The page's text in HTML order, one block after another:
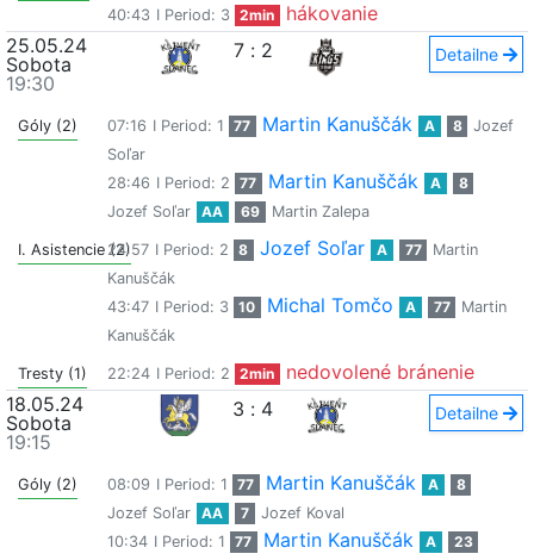
40:43 I Period: 3 2min
hákovanie
25.05.24
Sobota
19:30
7 : 2 Detailne
Góly (2) 07:16 I Period: 1 77 Martin Kanuščák A 8
Jozef
Soľar
28:46 I Period: 2 77 Martin Kanuščák A
8
Jozef Soľar
AA 69 Martin Zalepa
I. Asistencie (2)24:57 I Period: 2 8 Jozef Soľar A 77
Martin
Kanuščák
43:47 I Period: 3 10 Michal Tomčo A 77
Martin
Kanuščák
Tresty (1) 22:24 I Period: 2 2min
nedovolené bránenie
18.05.24
Sobota
19:15
3 : 4 Detailne
Góly (2) 08:09 I Period: 1 77 Martin Kanuščák A
8
Jozef Soľar
AA 7
Jozef Koval
10:34 I Period: 1 77 Martin Kanuščák A
23